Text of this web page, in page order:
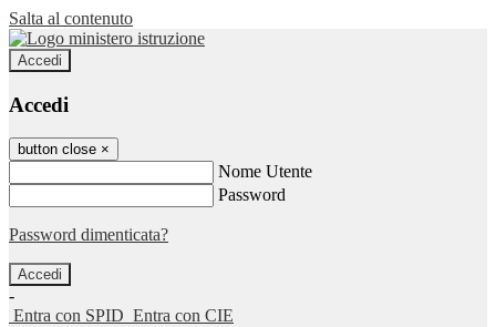
Salta al contenuto
Accedi
Accedi
button close ×
Nome Utente
Password
Password dimenticata?
-
Entra con SPID Entra con CIE